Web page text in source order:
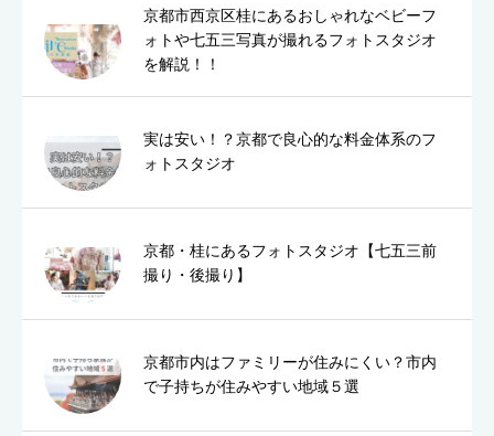
京都市西京区桂にあるおしゃれなベビーフ
ォトや七五三写真が撮れるフォトスタジオ
を解説！！
実は安い！？京都で良心的な料金体系のフ
ォトスタジオ
京都・桂にあるフォトスタジオ【七五三前
撮り・後撮り】
京都市内はファミリーが住みにくい？市内
で子持ちが住みやすい地域５選